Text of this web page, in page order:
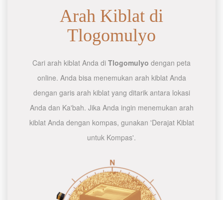
Arah Kiblat di
Tlogomulyo
Cari arah kiblat Anda di Tlogomulyo dengan peta
online. Anda bisa menemukan arah kiblat Anda
dengan garis arah kiblat yang ditarik antara lokasi
Anda dan Ka'bah. Jika Anda ingin menemukan arah
kiblat Anda dengan kompas, gunakan 'Derajat Kiblat
untuk Kompas'.